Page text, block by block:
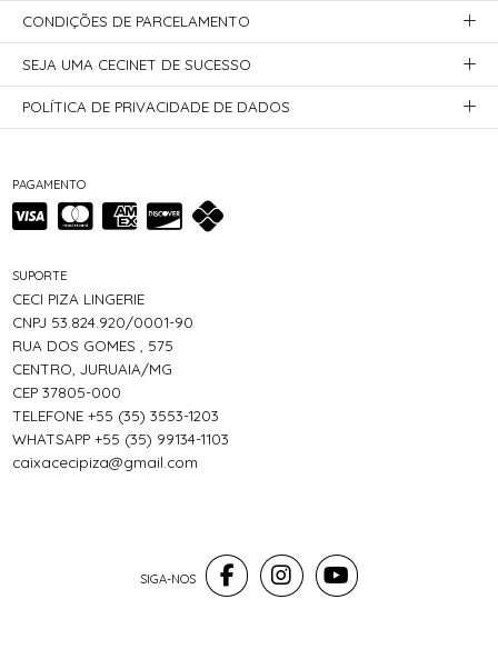
PAGAMENTO
SUPORTE
CECI PIZA LINGERIE
CNPJ 53.824.920/0001-90
RUA DOS GOMES , 575
CENTRO, JURUAIA/MG
CEP 37805-000
TELEFONE +55 (35) 3553-1203
WHATSAPP +55 (35) 99134-1103
caixacecipiza@gmail.com
CONDIÇÕES DE PARCELAMENTO
SEJA UMA CECINET DE SUCESSO
POLÍTICA DE PRIVACIDADE DE DADOS